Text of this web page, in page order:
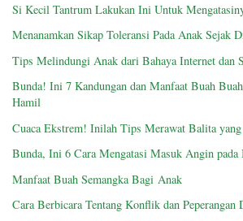
Si Kecil Tantrum Lakukan Ini Untuk
Menanamkan Sikap Toleransi Pada Anak Sejak
Tips Melindungi Anak dari Bahaya Internet dan
Bunda! Ini 7 Kandungan dan Manfaat Buah
Hamil
Cuaca Ekstrem! Inilah Tips Merawat Balita
Bunda, Ini 6 Cara Mengatasi Masuk Angin pada
Manfaat Buah Semangka Bagi Anak
Cara Berbicara Tentang Konflik dan Peperangan